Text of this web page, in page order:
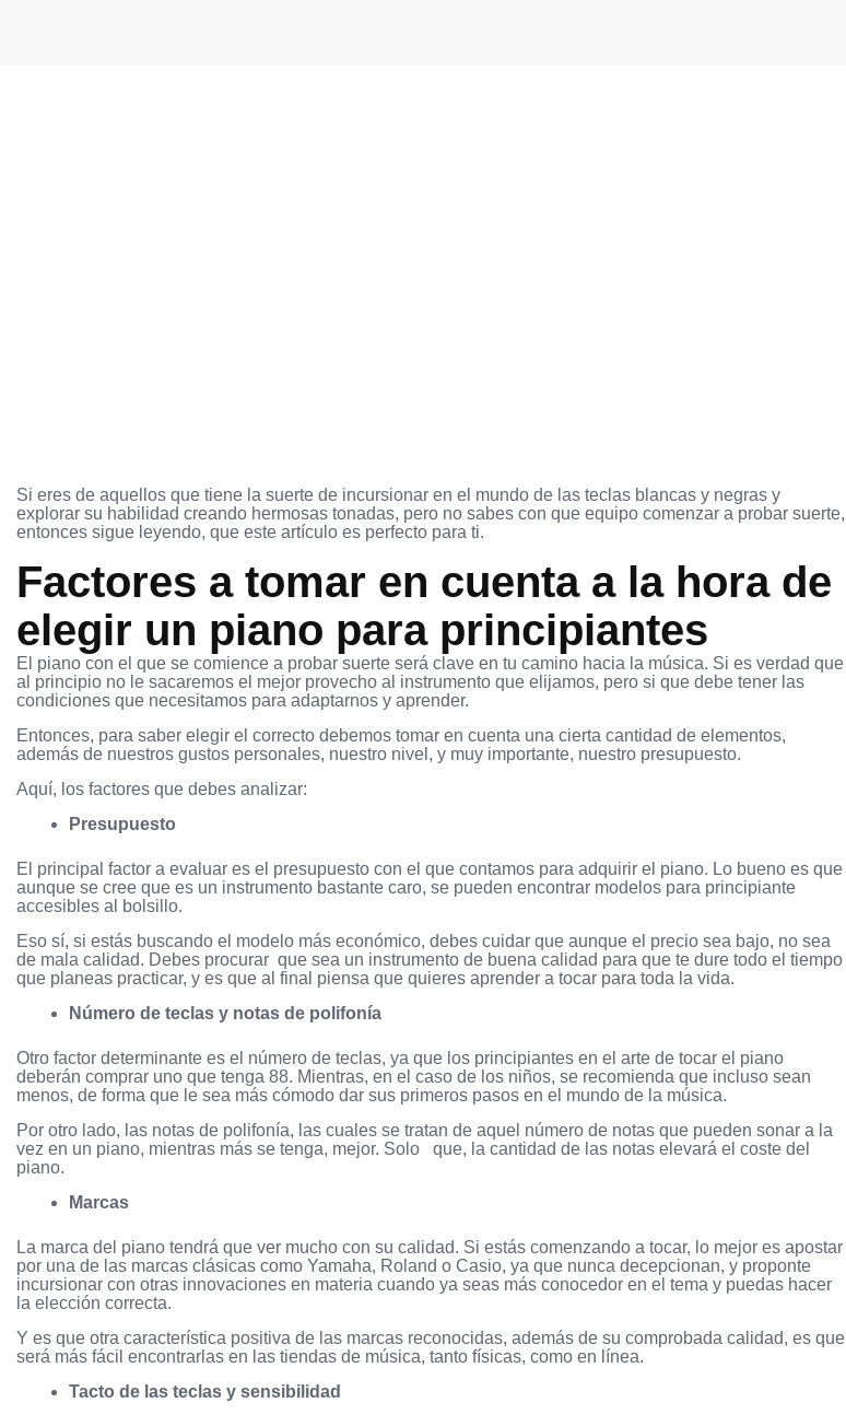
Si eres de aquellos que tiene la suerte de incursionar en el mundo de las teclas blancas y negras y
explorar su habilidad creando hermosas tonadas, pero no sabes con que equipo comenzar a probar suerte,
entonces sigue leyendo, que este artículo es perfecto para ti.
Factores a tomar en cuenta a la hora de
elegir un piano para principiantes
El piano con el que se comience a probar suerte será clave en tu camino hacia la música. Si es verdad que
al principio no le sacaremos el mejor provecho al instrumento que elijamos, pero si que debe tener las
condiciones que necesitamos para adaptarnos y aprender.
Entonces, para saber elegir el correcto debemos tomar en cuenta una cierta cantidad de elementos,
además de nuestros gustos personales, nuestro nivel, y muy importante, nuestro presupuesto.
Aquí, los factores que debes analizar:
Presupuesto
El principal factor a evaluar es el presupuesto con el que contamos para adquirir el piano. Lo bueno es que
aunque se cree que es un instrumento bastante caro, se pueden encontrar modelos para principiante
accesibles al bolsillo.
Eso sí, si estás buscando el modelo más económico, debes cuidar que aunque el precio sea bajo, no sea
de mala calidad. Debes procurar que sea un instrumento de buena calidad para que te dure todo el tiempo
que planeas practicar, y es que al final piensa que quieres aprender a tocar para toda la vida.
Número de teclas y notas de polifonía
Otro factor determinante es el número de teclas, ya que los principiantes en el arte de tocar el piano
deberán comprar uno que tenga 88. Mientras, en el caso de los niños, se recomienda que incluso sean
menos, de forma que le sea más cómodo dar sus primeros pasos en el mundo de la música.
Por otro lado, las notas de polifonía, las cuales se tratan de aquel número de notas que pueden sonar a la
vez en un piano, mientras más se tenga, mejor. Solo que, la cantidad de las notas elevará el coste del
piano.
Marcas
La marca del piano tendrá que ver mucho con su calidad. Si estás comenzando a tocar, lo mejor es apostar
por una de las marcas clásicas como Yamaha, Roland o Casio, ya que nunca decepcionan, y proponte
incursionar con otras innovaciones en materia cuando ya seas más conocedor en el tema y puedas hacer
la elección correcta.
Y es que otra característica positiva de las marcas reconocidas, además de su comprobada calidad, es que
será más fácil encontrarlas en las tiendas de música, tanto físicas, como en línea.
Tacto de las teclas y sensibilidad